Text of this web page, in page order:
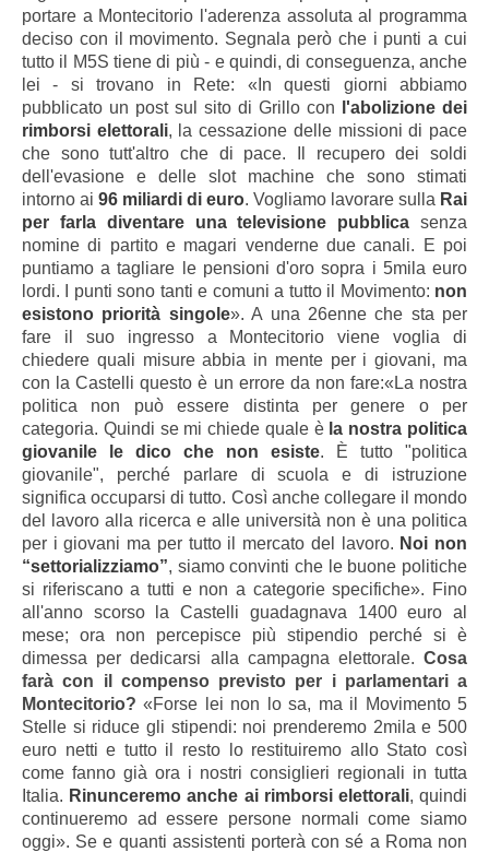
portare a Montecitorio l'aderenza assoluta al programma
deciso con il movimento. Segnala però che i punti a cui
tutto il M5S tiene di più - e quindi, di conseguenza, anche
lei - si trovano in Rete: «In questi giorni abbiamo
pubblicato un post sul sito di Grillo con
l'abolizione dei
rimborsi elettorali, la cessazione delle missioni di pace
che sono tutt'altro che di pace. Il recupero dei soldi
dell'evasione e delle slot machine che sono stimati
intorno ai 96 miliardi di euro. Vogliamo lavorare sulla Rai
per farla diventare una televisione pubblica senza
nomine di partito e magari venderne due canali. E poi
puntiamo a tagliare le pensioni d'oro sopra i 5mila euro
lordi. I punti sono tanti e comuni a tutto il Movimento: non
esistono priorità singole». A una 26enne che sta per
fare il suo ingresso a Montecitorio viene voglia di
chiedere quali misure abbia in mente per i giovani, ma
con la Castelli questo è un errore da non fare:«La nostra
politica non può essere distinta per genere o per
categoria. Quindi se mi chiede quale è la nostra politica
giovanile le dico che non esiste. È tutto "politica
giovanile", perché parlare di scuola e di istruzione
significa occuparsi di tutto. Così anche collegare il mondo
del lavoro alla ricerca e alle università non è una politica
per i giovani ma per tutto il mercato del lavoro. Noi non
“settorializziamo”, siamo convinti che le buone politiche
si riferiscano a tutti e non a categorie specifiche». Fino
all'anno scorso la Castelli guadagnava 1400 euro al
mese; ora non percepisce più stipendio perché si è
dimessa per dedicarsi alla campagna elettorale. Cosa
farà con il compenso previsto per i parlamentari a
Montecitorio?«Forse lei non lo sa, ma il Movimento 5
Stelle si riduce gli stipendi: noi prenderemo 2mila e 500
euro netti e tutto il resto lo restituiremo allo Stato così
come fanno già ora i nostri consiglieri regionali in tutta
Italia. Rinunceremo anche ai rimborsi elettorali, quindi
continueremo ad essere persone normali come siamo
oggi». Se e quanti assistenti porterà con sé a Roma non